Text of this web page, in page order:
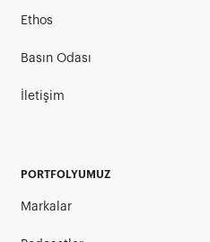
Ethos
Basın Odası
İletişim
PORTFOLYUMUZ
Markalar